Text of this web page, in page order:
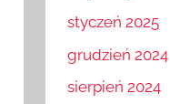
styczeń 2025
grudzień 2024
sierpień 2024